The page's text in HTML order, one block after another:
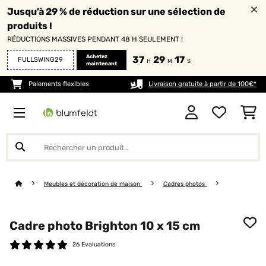
Jusqu’à 29 % de réduction sur une sélection de
produits !
RÉDUCTIONS MASSIVES PENDANT 48 H SEULEMENT !
FULLSWING29
Achetez
maintenant
37 H 29 M 17 S
Paiements flexibles Livraison gratuite à partir de 100€*
Meubles et décoration de maison Cadres photos
Cadre photo Brighton 10 x 15 cm
26 Evaluations